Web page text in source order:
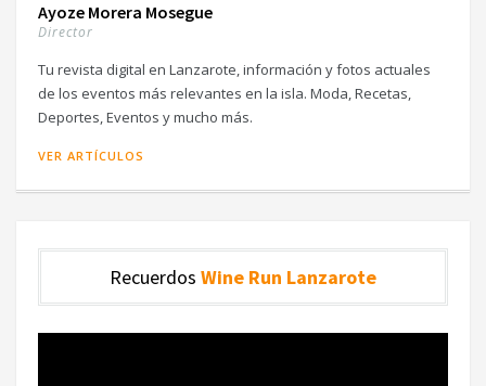
Ayoze Morera Mosegue
Director
Tu revista digital en Lanzarote, información y fotos actuales
de los eventos más relevantes en la isla. Moda, Recetas,
Deportes, Eventos y mucho más.
VER ARTÍCULOS
Recuerdos Wine Run Lanzarote